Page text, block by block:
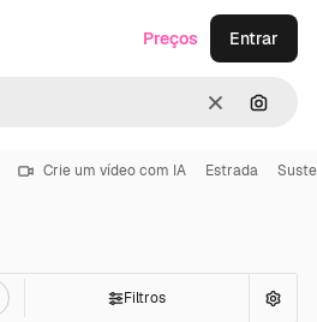
Limpar
Preços Entrar
Crie um vídeo com IA Estrada
Filtros